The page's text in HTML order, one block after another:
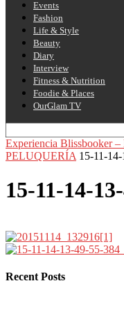
Events
Fashion
Life & Style
Beauty
Diary
Interview
Fitness & Nutrition
Foodie & Places
OurGlam TV
Experiencia Blissbooker
PELUQUERÍA 15-11-
15-11-14-
Recent Posts